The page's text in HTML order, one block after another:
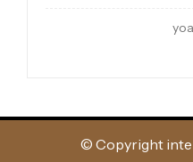
© Copyright